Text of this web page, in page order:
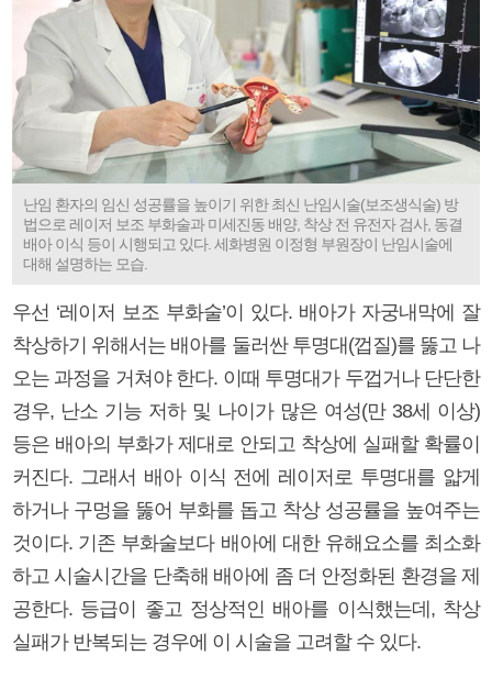
난임 환자의 임신 성공률을 높이기 위한 최신 난임시술(보조생식술) 방
법으로 레이저 보조 부화술과 미세진동 배양, 착상 전 유전자 검사, 동결
배아 이식 등이 시행되고 있다. 세화병원 이정형 부원장이 난임시술에
대해 설명하는 모습.
우선 ‘레이저 보조 부화술’이 있다. 배아가 자궁내막에 잘
착상하기 위해서는 배아를 둘러싼 투명대(껍질)를 뚫고 나
오는 과정을 거쳐야 한다. 이때 투명대가 두껍거나 단단한
경우, 난소 기능 저하 및 나이가 많은 여성(만 38세 이상)
등은 배아의 부화가 제대로 안되고 착상에 실패할 확률이
커진다. 그래서 배아 이식 전에 레이저로 투명대를 얇게
하거나 구멍을 뚫어 부화를 돕고 착상 성공률을 높여주는
것이다. 기존 부화술보다 배아에 대한 유해요소를 최소화
하고 시술시간을 단축해 배아에 좀 더 안정화된 환경을 제
공한다. 등급이 좋고 정상적인 배아를 이식했는데, 착상
실패가 반복되는 경우에 이 시술을 고려할 수 있다.